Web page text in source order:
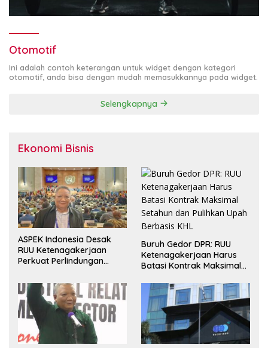
Otomotif
Ini adalah contoh keterangan untuk widget dengan kategori
otomotif, anda bisa dengan mudah memasukkannya pada widget.
Selengkapnya
Ekonomi Bisnis
ASPEK Indonesia Desak
RUU Ketenagakerjaan
Perkuat Perlindungan
Pesangon
Buruh Gedor DPR: RUU
Ketenagakerjaan Harus
Batasi Kontrak Maksimal
Berbasis KHL